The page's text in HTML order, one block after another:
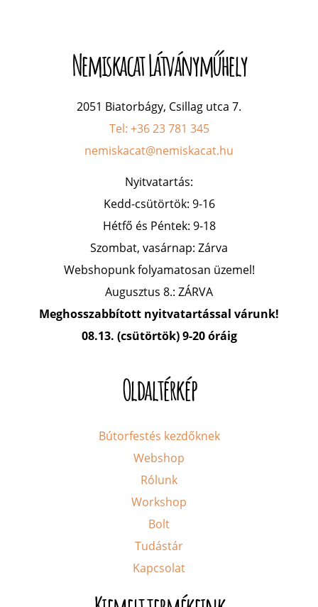
Nemiskacat Látványműhely
2051 Biatorbágy, Csillag utca 7.
Tel: +36 23 781 345
nemiskacat@nemiskacat.hu
Nyitvatartás:
Kedd-csütörtök: 9-16
Hétfő és Péntek: 9-18
Szombat, vasárnap: Zárva
Webshopunk folyamatosan üzemel!
Augusztus 8.: ZÁRVA
Meghosszabbított nyitvatartással várunk!
08.13. (csütörtök) 9-20 óráig
Oldaltérkép
Bútorfestés kezdőknek
Webshop
Rólunk
Workshop
Bolt
Tudástár
Kapcsolat